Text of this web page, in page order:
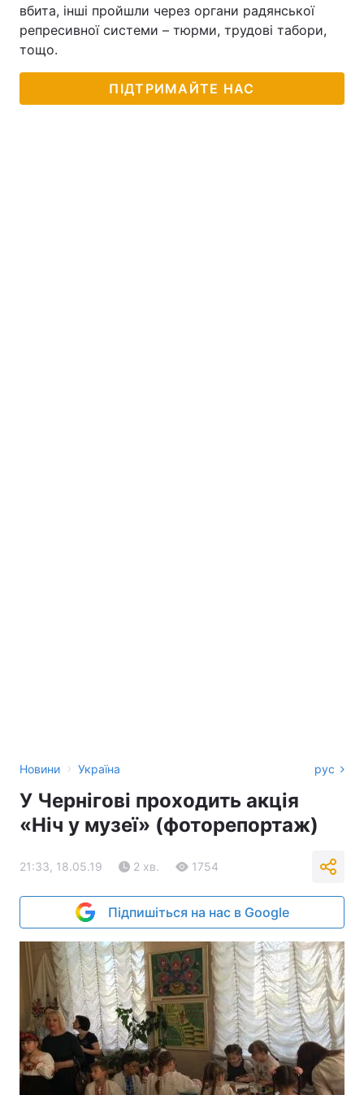
вбита, інші пройшли через органи радянської
репресивної системи – тюрми, трудові табори,
тощо.
ПІДТРИМАЙТЕ НАС
Новини › Україна рус
У Чернігові проходить акція
«Ніч у музеї» (фоторепортаж)
21:33, 18.05.19 2 хв. 1754
Підпишіться на нас в Google